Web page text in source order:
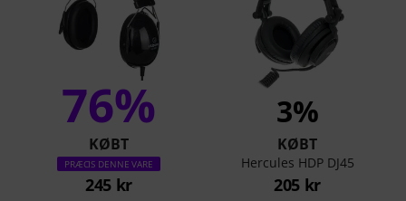
76%
KØBT
PRÆCIS DENNE VARE
245 kr
3%
KØBT
Hercules HDP DJ45
205 kr